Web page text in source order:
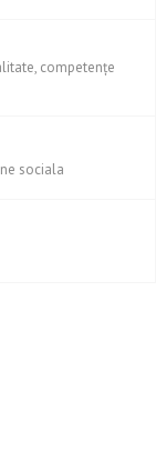
competențe
sociala